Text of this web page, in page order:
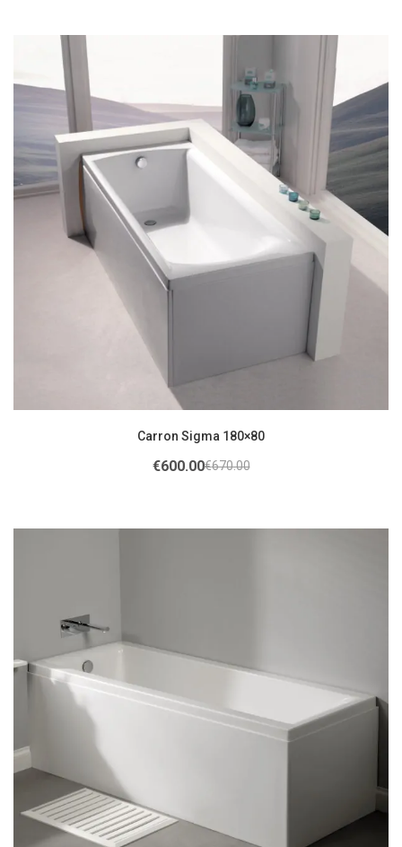
Carron Sigma 180×80
€670.00
€600.00